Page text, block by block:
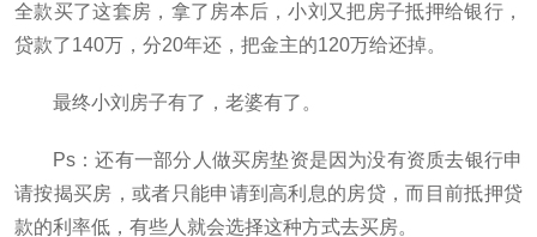
全款买了这套房，拿了房本后，小刘又把房子抵押给银行，
贷款了140万，分20年还，把金主的120万给还掉。
最终小刘房子有了，老婆有了。
Ps：还有一部分人做买房垫资是因为没有资质去银行申
请按揭买房，或者只能申请到高利息的房贷，而目前抵押贷
款的利率低，有些人就会选择这种方式去买房。